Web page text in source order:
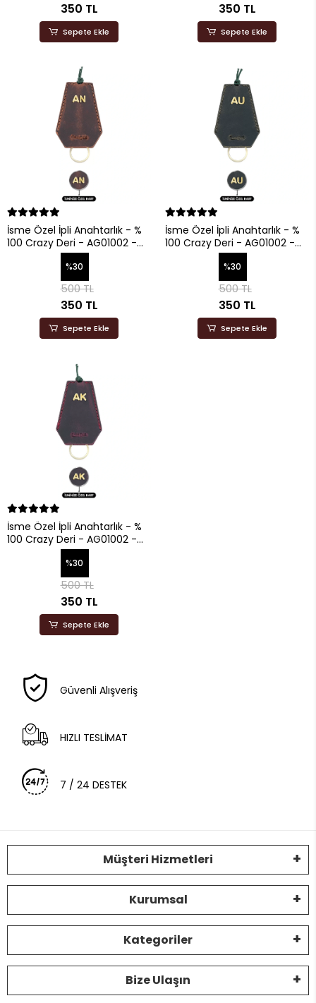
350 TL
Sepete Ekle
350 TL
Sepete Ekle
İsme Özel İpli Anahtarlık - %
100 Crazy Deri - AG01002 -
Kahverengi
%30
500 TL
350 TL
Sepete Ekle
İsme Özel İpli Anahtarlık - %
100 Crazy Deri - AG01002 -
%30
500 TL
350 TL
Sepete Ekle
İsme Özel İpli Anahtarlık - %
100 Crazy Deri - AG01002 -
%30
500 TL
350 TL
Sepete Ekle
Güvenli Alışveriş
HIZLI TESLİMAT
7 / 24 DESTEK
Müşteri Hizmetleri
Kurumsal
Kategoriler
Bize Ulaşın